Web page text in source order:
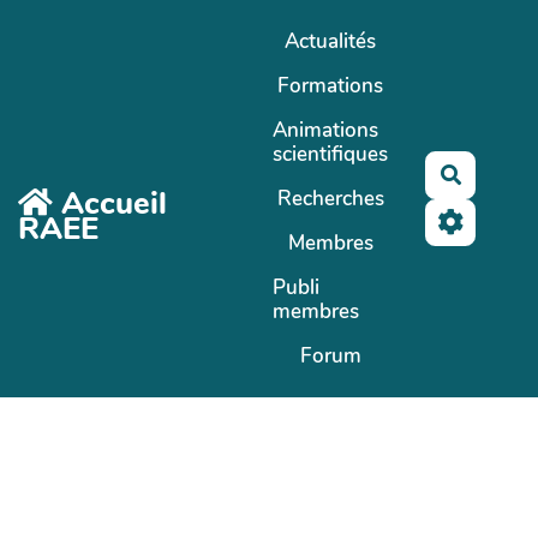
Accueil
RAEE
Actualités
Formations
Animations
scientifiques
Recherches
Membres
Publi
membres
Forum